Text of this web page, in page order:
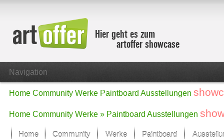
Hier geht es zum
artoffer showcase
Navigation
Home Community Werke Paintboard Ausstellungen
Home Community Werke » Paintboard Ausstellungen
Home Community Werke Paintboard